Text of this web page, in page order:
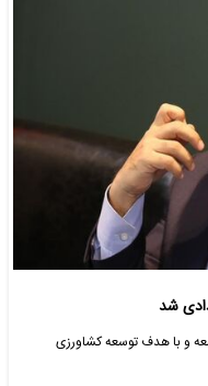
شد
و با هدف توسعه کشاورزی